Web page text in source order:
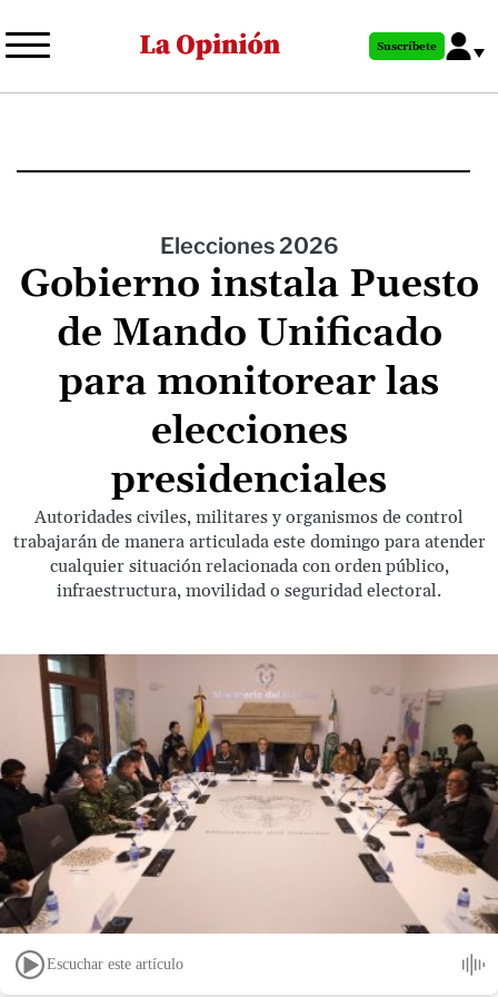
al
principal
Suscríbete
Elecciones 2026
Gobierno instala Puesto
de Mando Unificado
para monitorear las
elecciones
presidenciales
Autoridades civiles, militares y organismos de control
trabajarán de manera articulada este domingo para atender
cualquier situación relacionada con orden público,
infraestructura, movilidad o seguridad electoral.
Escuchar este artículo